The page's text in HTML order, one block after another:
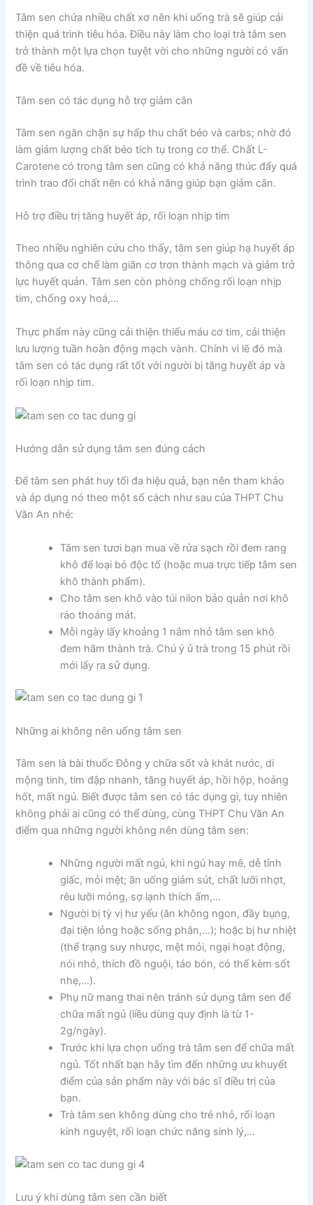
Tâm sen chứa nhiều chất xơ nên khi uống trà sẽ giúp cải
thiện quá trình tiêu hóa. Điều này làm cho loại trà tâm sen
trở thành một lựa chọn tuyệt vời cho những người có vấn
đề về tiêu hóa.
Tâm sen có tác dụng hỗ trợ giảm cân
Tâm sen ngăn chặn sự hấp thu chất béo và carbs; nhờ đó
làm giảm lượng chất béo tích tụ trong cơ thể. Chất L-
Carotene có trong tâm sen cũng có khả năng thúc đẩy quá
trình trao đổi chất nên có khả năng giúp bạn giảm cân.
Hỗ trợ điều trị tăng huyết áp, rối loạn nhịp tim
Theo nhiều nghiên cứu cho thấy, tâm sen giúp hạ huyết áp
thông qua cơ chế làm giãn cơ trơn thành mạch và giảm trở
lực huyết quản. Tâm sen còn phòng chống rối loạn nhịp
tim, chống oxy hoá,…
Thực phẩm này cũng cải thiện thiếu máu cơ tim, cải thiện
lưu lượng tuần hoàn động mạch vành. Chính vì lẽ đó mà
tâm sen có tác dụng rất tốt với người bị tăng huyết áp và
rối loạn nhịp tim.
Hướng dẫn sử dụng tâm sen đúng cách
Để tâm sen phát huy tối đa hiệu quả, bạn nên tham khảo
và áp dụng nó theo một số cách như sau của THPT Chu
Văn An nhé:
Tâm sen tươi bạn mua về rửa sạch rồi đem rang
khô để loại bỏ độc tố (hoặc mua trực tiếp tâm sen
khô thành phẩm).
Cho tâm sen khô vào túi nilon bảo quản nơi khô
ráo thoáng mát.
Mỗi ngày lấy khoảng 1 nắm nhỏ tâm sen khô
đem hãm thành trà. Chú ý ủ trà trong 15 phút rồi
mới lấy ra sử dụng.
Những ai không nên uống tâm sen
Tâm sen là bài thuốc Đông y chữa sốt và khát nước, di
mộng tinh, tim đập nhanh, tăng huyết áp, hồi hộp, hoảng
hốt, mất ngủ. Biết được tâm sen có tác dụng gì, tuy nhiên
không phải ai cũng có thể dùng, cùng THPT Chu Văn An
điểm qua những người không nên dùng tâm sen:
Những người mất ngủ, khi ngủ hay mê, dễ tỉnh
giấc, mỏi mệt; ăn uống giảm sút, chất lưỡi nhợt,
rêu lưỡi mỏng, sợ lạnh thích ấm,…
Người bị tỳ vị hư yếu (ăn không ngon, đầy bụng,
đại tiện lỏng hoặc sống phân,…); hoặc bị hư nhiệt
(thể trạng suy nhược, mệt mỏi, ngại hoạt động,
nói nhỏ, thích đồ nguội, táo bón, có thể kèm sốt
nhẹ,…).
Phụ nữ mang thai nên tránh sử dụng tâm sen để
chữa mất ngủ (liều dùng quy định là từ 1-
2g/ngày).
Trước khi lựa chọn uống trà tâm sen để chữa mất
ngủ. Tốt nhất bạn hãy tìm đến những ưu khuyết
điểm của sản phẩm này với bác sĩđiều trị của
bạn.
Trà tâm sen không dùng cho trẻ nhỏ, rối loạn
kinh nguyệt, rối loạn chức năng sinh lý,…
Lưu ý khi dùng tâm sen cần biết